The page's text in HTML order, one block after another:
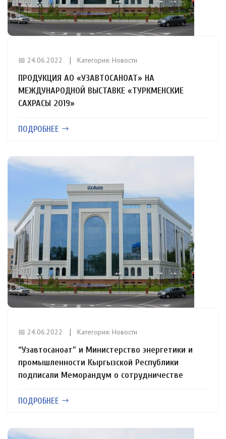
📅 24.06.2022 Категория: Новости
ПРОДУКЦИЯ АО «УЗАВТОСАНОАТ» НА
МЕЖДУНАРОДНОЙ ВЫСТАВКЕ «ТУРКМЕНСКИЕ
САХРАСЫ 2019»
ПОДРОБНЕЕ
📅 24.06.2022 Категория: Новости
“Узавтосаноат” и Министерство энергетики и
промышленности Кыргызской Республики
подписали Меморандум о сотрудничестве
ПОДРОБНЕЕ